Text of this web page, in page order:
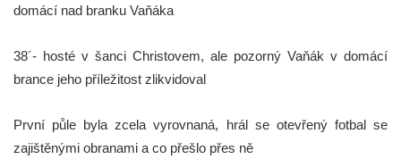
domácí nad branku Vaňáka
38´- hosté v šanci Christovem, ale pozorný Vaňák v domácí
brance jeho příležitost zlikvidoval
První půle byla zcela vyrovnaná, hrál se otevřený fotbal se
zajištěnými obranami a co přešlo přes ně